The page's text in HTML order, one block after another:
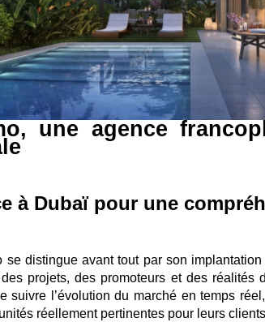
une agence
à Dubaï pour une
se distingue avant tout par son
projets, des promoteurs et des réalités
suivre l’évolution du marché en temps
réellement pertinentes pour leurs